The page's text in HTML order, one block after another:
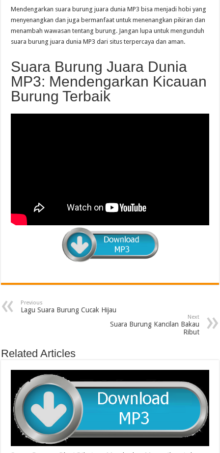
Mendengarkan suara burung juara dunia MP3 bisa menjadi hobi yang
menyenangkan dan juga bermanfaat untuk menenangkan pikiran dan
menambah wawasan tentang burung. Jangan lupa untuk mengunduh
suara burung juara dunia MP3 dari situs terpercaya dan aman.
Suara Burung Juara Dunia
MP3: Mendengarkan Kicauan
Burung Terbaik
Previous
Lagu Suara Burung Cucak Hijau
Next
Suara Burung Kancilan Bakau
Ribut
Related Articles